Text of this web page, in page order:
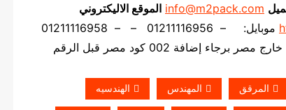
info@m2pack.com الموقع الاليكتروني
موبايل: – 01211116956 – – 01211116958
برجاء إضافة 002 كود مصر قبل الرقم
المرقق المهندس الهندسيه